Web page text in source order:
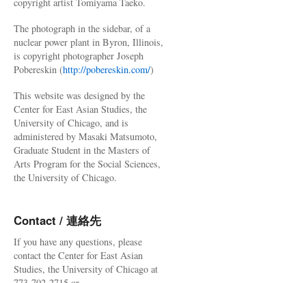
The photograph in the sidebar, of a
nuclear power plant in Byron, Illinois,
is copyright photographer Joseph
Pobereskin (http://pobereskin.com/)
This website was designed by the
Center for East Asian Studies, the
University of Chicago, and is
administered by Masaki Matsumoto,
Graduate Student in the Masters of
Arts Program for the Social Sciences,
the University of Chicago.
Contact / 連絡先
If you have any questions, please
contact the Center for East Asian
Studies, the University of Chicago at